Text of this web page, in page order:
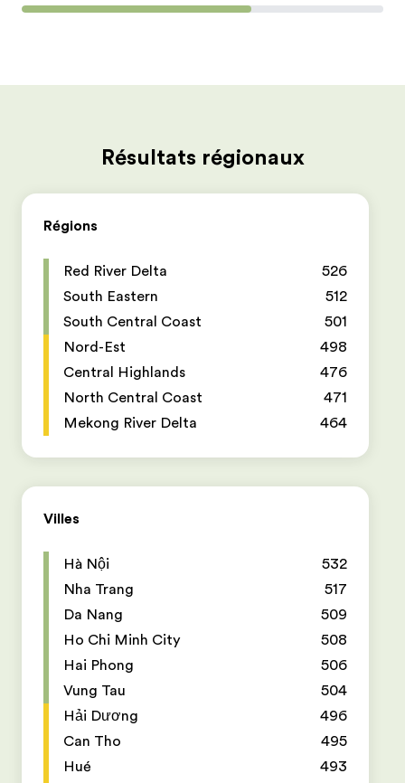
Résultats régionaux
Régions
Red River Delta
526
South Eastern
512
South Central Coast
501
Nord-Est
498
Central Highlands
476
North Central Coast
471
Mekong River Delta
464
Villes
Hà Nội
532
Nha Trang
517
Da Nang
509
Ho Chi Minh City
508
Hai Phong
506
Vung Tau
504
Hải Dương
496
Can Tho
495
Hué
493